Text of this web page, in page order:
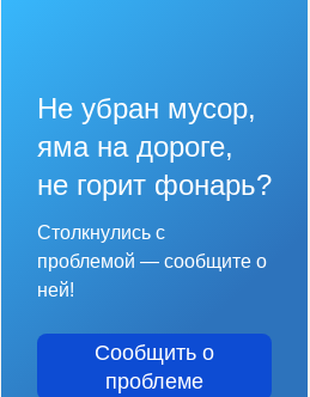
Не убран мусор,
яма на дороге,
не горит фонарь?
Столкнулись с
проблемой — сообщите о
ней!
Сообщить о
проблеме